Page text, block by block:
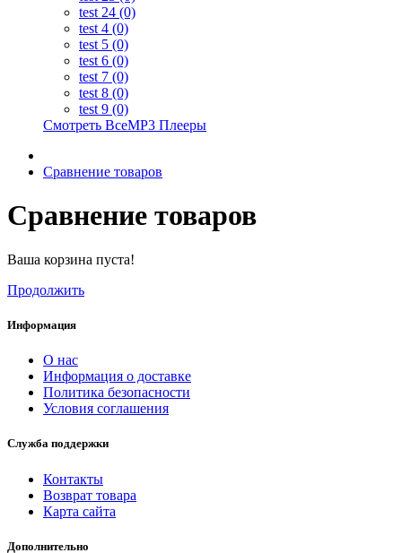
test 24 (0)
test 4 (0)
test 5 (0)
test 6 (0)
test 7 (0)
test 8 (0)
test 9 (0)
Смотреть ВсеMP3 Плееры
Сравнение товаров
Сравнение товаров
Ваша корзина пуста!
Продолжить
Информация
О нас
Информация о доставке
Политика безопасности
Условия соглашения
Служба поддержки
Контакты
Возврат товара
Карта сайта
Дополнительно